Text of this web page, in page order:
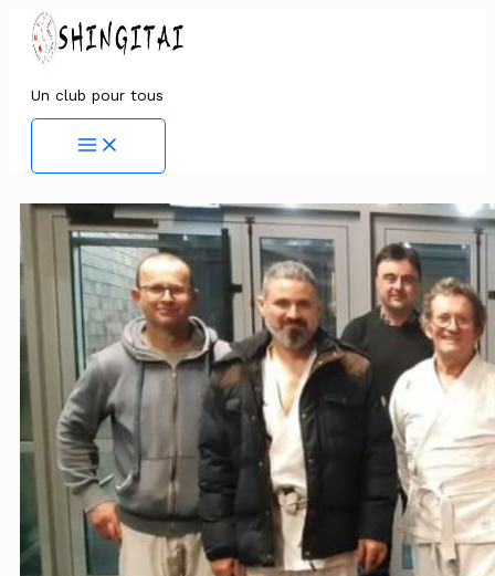
Aller
contenu
Un club pour tous
Main
Menu